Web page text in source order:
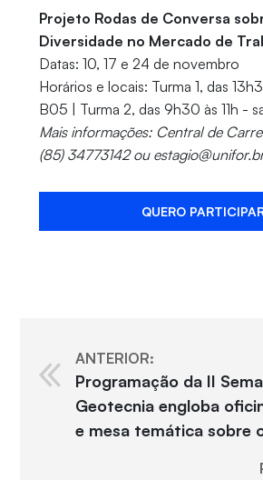
Projeto Rodas de Conversa
Diversidade no Mercado de
Datas: 10, 17 e 24 de novembro
Horários e locais: Turma 1, das
B05 | Turma 2, das 9h30 às 11h -
Mais informações: Central de
(85) 34773142 ou
QUERO
ANTERIOR:
Programação da II
Geotecnia engloba
e mesa temática sobre